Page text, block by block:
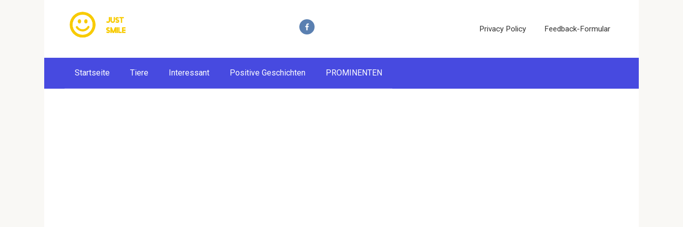
Privacy Policy Feedback-Formular
Startseite Tiere Interessant Positive Geschichten PROMINENTEN